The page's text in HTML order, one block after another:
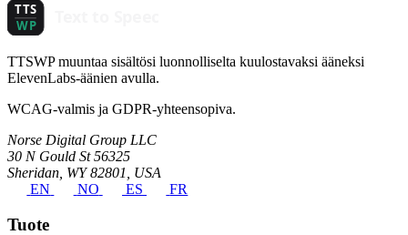
TTSWP muuntaa sisältösi luonnolliselta kuulostavaksi ääneksi
ElevenLabs-äänien avulla.
WCAG-valmis ja GDPR-yhteensopiva.
Norse Digital Group LLC
30 N Gould St 56325
Sheridan, WY 82801, USA
EN
NO ES FR
Tuote